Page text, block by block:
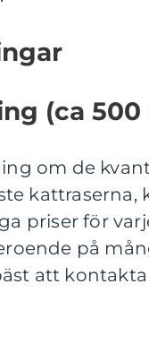
(ca 500
om de
kattraserna,
priser för
på
att